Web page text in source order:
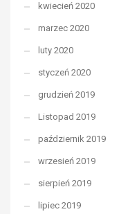
kwiecień 2020
marzec 2020
luty 2020
styczeń 2020
grudzień 2019
Listopad 2019
październik 2019
wrzesień 2019
sierpień 2019
lipiec 2019